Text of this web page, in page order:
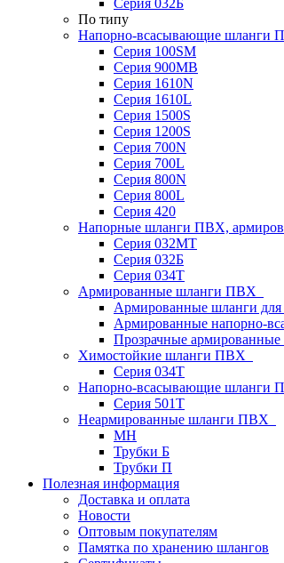
Серия 032Б
По типу
Напорно-всасывающие шланги
Серия 100SM
Серия 900MB
Серия 1610N
Серия 1610L
Серия 1500S
Серия 1200S
Серия 700N
Серия 700L
Серия 800N
Серия 800L
Серия 420
Напорные шланги ПВХ,
Серия 032МТ
Серия 032Б
Серия 034Т
Армированные шланги ПВХ
Армированные шланги
Армированные напорно-
Прозрачные
Химостойкие шланги ПВХ
Серия 034Т
Напорно-всасывающие шланги
Серия 501T
Неармированные шланги ПВХ
МН
Трубки Б
Трубки П
Полезная информация
Доставка и оплата
Новости
Оптовым покупателям
Памятка по хранению шлангов